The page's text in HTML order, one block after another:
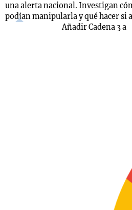
una alerta nacional. Investigan
podían manipularla y qué hacer si
Añadir Cadena 3 a